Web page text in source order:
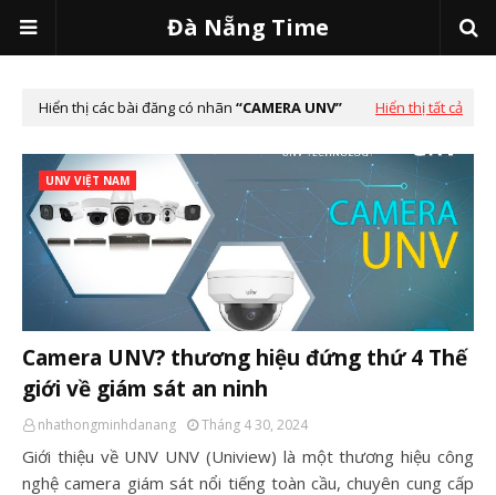
Đà Nẵng Time
Hiển thị các bài đăng có nhãn CAMERA UNV Hiển thị tất cả
UNV VIỆT NAM
Camera UNV? thương hiệu đứng thứ 4 Thế
giới về giám sát an ninh
nhathongminhdanang Tháng 4 30, 2024
Giới thiệu về UNV UNV (Uniview) là một thương hiệu công
nghệ camera giám sát nổi tiếng toàn cầu, chuyên cung cấp